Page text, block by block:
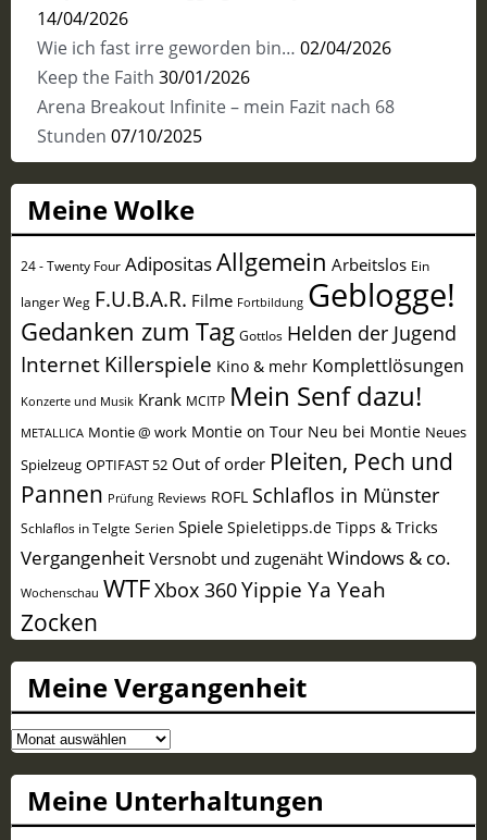
14/04/2026
Wie ich fast irre geworden bin… 02/04/2026
Keep the Faith 30/01/2026
Arena Breakout Infinite – mein Fazit nach 68
Stunden 07/10/2025
Meine Wolke
24 - Twenty Four AdipositasAllgemein Arbeitslos Ein
langer Weg F.U.B.A.R. Filme Fortbildung Geblogge!
Gedanken zum Tag Gottlos Helden der Jugend
Internet Killerspiele Kino & mehr Komplettlösungen
Konzerte und Musik Krank MCITP Mein Senf dazu!
METALLICA Montie @ work Montie on Tour Neu bei Montie Neues
Spielzeug OPTIFAST 52 Out of order Pleiten, Pech und
Pannen Prüfung Reviews ROFL Schlaflos in Münster
Schlaflos in Telgte Serien Spiele Spieletipps.de Tipps & Tricks
Vergangenheit Versnobt und zugenäht Windows & co.
Wochenschau WTFXbox 360Yippie Ya Yeah
Zocken
Meine Vergangenheit
Meine
Vergangenheit
Meine Unterhaltungen